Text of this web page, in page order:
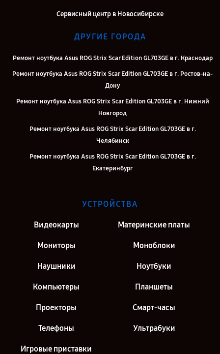
Сервисный центр в Новосибирске
ДРУГИЕ ГОРОДА
Ремонт ноутбука Asus ROG Strix Scar Edition GL703GE в г. Краснодар
Ремонт ноутбука Asus ROG Strix Scar Edition GL703GE в г. Ростов-на-
Дону
Ремонт ноутбука Asus ROG Strix Scar Edition GL703GE в г. Нижний
Новгород
Ремонт ноутбука Asus ROG Strix Scar Edition GL703GE в г.
Челябинск
Ремонт ноутбука Asus ROG Strix Scar Edition GL703GE в г.
Екатеринбург
Ремонт ноутбука Asus ROG Strix Scar Edition GL703GE в г. Москва
Петербург
УСТРОЙСТВА
Видеокарты Материнские платы
Мониторы Моноблоки
Наушники Ноутбуки
Компьютеры Планшеты
Проекторы Смарт-часы
Телефоны Ультрабуки
Игровые приставки